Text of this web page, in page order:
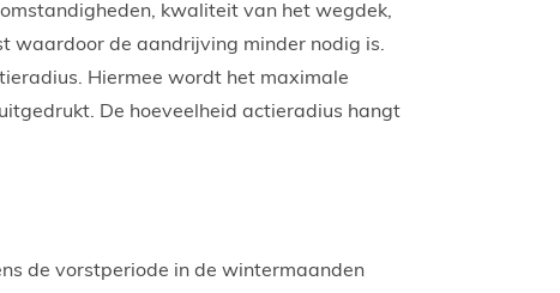
kwaliteit van het wegdek,
waardoor de aandrijving minder nodig is.
. Hiermee wordt het maximale
De hoeveelheid actieradius hangt
de vorstperiode in de wintermaanden